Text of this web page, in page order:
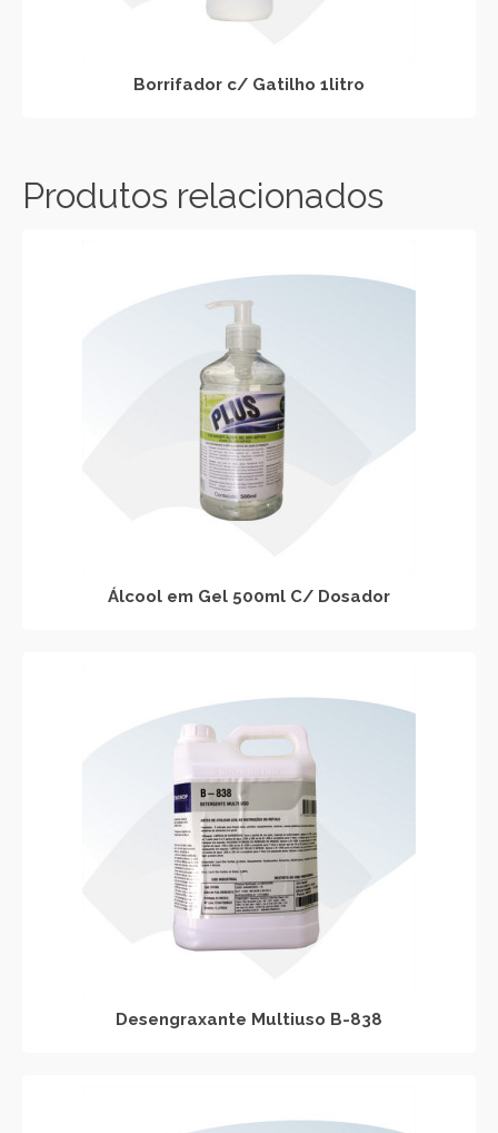
Borrifador c/ Gatilho 1litro
Produtos relacionados
Álcool em Gel 500ml C/ Dosador
Desengraxante Multiuso B-838